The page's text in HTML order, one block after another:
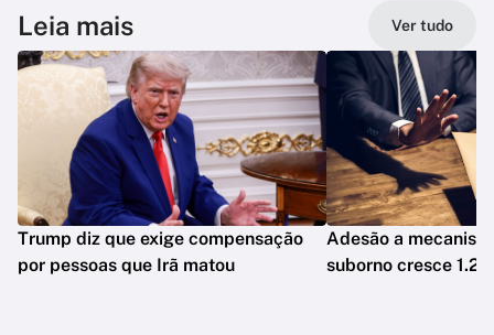
Leia mais Ver tudo
Trump diz que exige compensação
por pessoas que Irã matou
Adesão a
suborno cresce